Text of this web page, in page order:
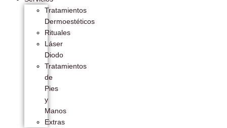
Tratamientos
Dermoestéticos
Rituales
Láser
Diodo
Tratamientos
de
Pies
y
Manos
Extras